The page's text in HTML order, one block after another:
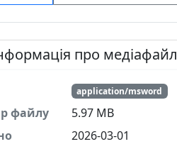
про медіафайл
application/msword
файлу
5.97 MB
2026-03-01